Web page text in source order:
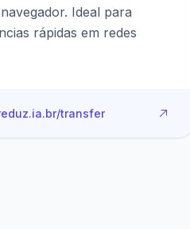
Ideal para
rápidas em redes
transfer